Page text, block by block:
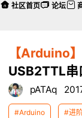
【Arduino】
USB2TTL串
pATAq
#Arduino #进
社区首页 论坛